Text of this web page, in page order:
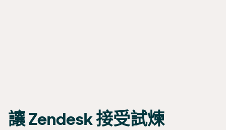
讓 Zendesk 接受試煉